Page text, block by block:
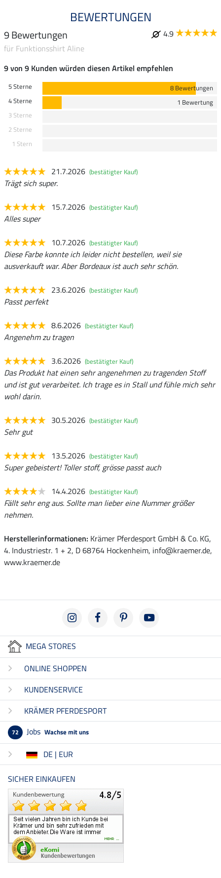
BEWERTUNGEN
9 Bewertungen
4.9
für Funktionsshirt Aline
9 von 9 Kunden würden diesen Artikel empfehlen
5 Sterne
8 Bewertungen
4 Sterne
1 Bewertung
3 Sterne
2 Sterne
1 Stern
21.7.2026 (bestätigter Kauf)
Trägt sich super.
15.7.2026 (bestätigter Kauf)
Alles super
10.7.2026 (bestätigter Kauf)
Diese Farbe konnte ich leider nicht bestellen, weil sie
ausverkauft war. Aber Bordeaux ist auch sehr schön.
23.6.2026 (bestätigter Kauf)
Passt perfekt
8.6.2026 (bestätigter Kauf)
Angenehm zu tragen
3.6.2026 (bestätigter Kauf)
Das Produkt hat einen sehr angenehmen zu tragenden Stoff
und ist gut verarbeitet. Ich trage es in Stall und fühle mich sehr
wohl darin.
30.5.2026 (bestätigter Kauf)
Sehr gut
13.5.2026 (bestätigter Kauf)
Super gebeistert! Toller stoff, grösse passt auch
14.4.2026 (bestätigter Kauf)
Fällt sehr eng aus. Sollte man lieber eine Nummer größer
nehmen.
Herstellerinformationen: Krämer Pferdesport GmbH & Co. KG,
4. Industriestr. 1 + 2, D 68764 Hockenheim, info@kraemer.de,
www.kraemer.de
MEGA STORES
ONLINE SHOPPEN
KUNDENSERVICE
KRÄMER PFERDESPORT
72 Jobs Wachse mit uns
DE | EUR
SICHER EINKAUFEN